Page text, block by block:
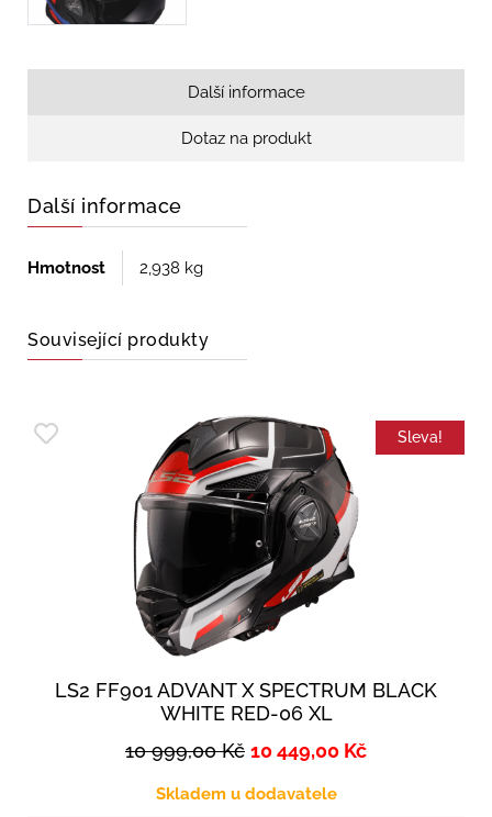
Další informace
Dotaz na produkt
Další informace
Hmotnost 2,938 kg
Související produkty
Sleva!
LS2 FF901 ADVANT X SPECTRUM BLACK
WHITE RED-06 XL
10 999,00Kč 10 449,00 Kč
Skladem u dodavatele